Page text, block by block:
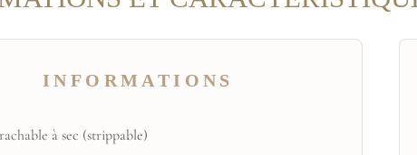
INFORMATIONS
à sec (strippable)